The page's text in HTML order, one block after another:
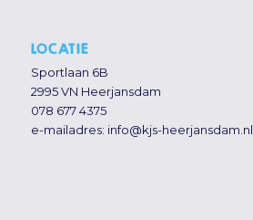
LOCATIE
Sportlaan 6B
2995 VN Heerjansdam
078 677 4375
e-mailadres: info@kjs-heerjansdam.nl